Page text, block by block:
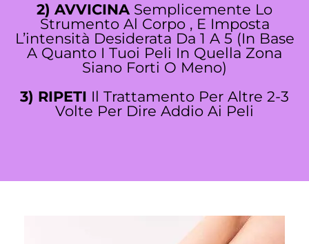
2) AVVICINA Semplicemente Lo
Strumento Al Corpo , E Imposta
L’intensità Desiderata Da 1 A 5 (in Base
A Quanto I Tuoi Peli In Quella Zona
Siano Forti O Meno)
3) RIPETI Il Trattamento Per Altre 2-3
Volte Per Dire Addio Ai Peli